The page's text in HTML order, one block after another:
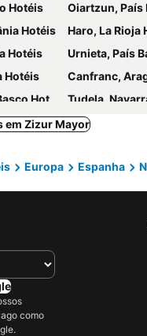
Hotéis
Oiartzun, País
Hotéis
Haro, La Rioja
Hotéis
Urnieta, País
Hotéis
Canfranc,
Hotéis
Tudela,
Oñati, País
Hotéis
Hondarribia,
Errenteria,
Hotéis
Vitoria, País
Hotéis
Hotéis
em Zizur Mayor
Europa Espanha
como